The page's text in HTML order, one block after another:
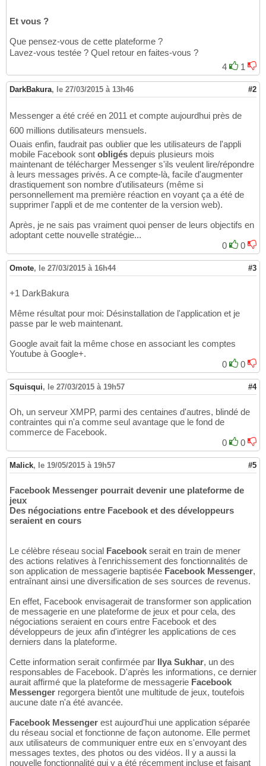
Et vous ?
Que pensez-vous de cette plateforme ?
Lavez-vous testée ? Quel retour en faites-vous ?
4
1
DarkBakura, le 27/03/2015 à 13h46 #2
Messenger a été créé en 2011 et compte aujourdhui près de
600 millions dutilisateurs mensuels.
Ouais enfin, faudrait pas oublier que les utilisateurs de l'appli
mobile Facebook sont obligés depuis plusieurs mois
maintenant de télécharger Messenger s'ils veulent lire/répondre
à leurs messages privés. A ce compte-là, facile d'augmenter
drastiquement son nombre d'utilisateurs (même si
personnellement ma première réaction en voyant ça a été de
supprimer l'appli et de me contenter de la version web).
Après, je ne sais pas vraiment quoi penser de leurs objectifs en
adoptant cette nouvelle stratégie...
0
0
Omote, le 27/03/2015 à 16h44 #3
+1 DarkBakura
Même résultat pour moi: Désinstallation de l'application et je
passe par le web maintenant.
Google avait fait la même chose en associant les comptes
Youtube à Google+.
0
0
Squisqui, le 27/03/2015 à 19h57 #4
Oh, un serveur XMPP, parmi des centaines d'autres, blindé de
contraintes qui n'a comme seul avantage que le fond de
commerce de Facebook.
0
0
Malick, le 19/05/2015 à 19h57 #5
Facebook Messenger pourrait devenir une plateforme de
jeux
Des négociations entre Facebook et des développeurs
seraient en cours
Le célèbre réseau social Facebook serait en train de mener
des actions relatives à l'enrichissement des fonctionnalités de
son application de messagerie baptisée Facebook Messenger,
entraînant ainsi une diversification de ses sources de revenus.
En effet, Facebook envisagerait de transformer son application
de messagerie en une plateforme de jeux et pour cela, des
négociations seraient en cours entre Facebook et des
développeurs de jeux afin d'intégrer les applications de ces
derniers dans la plateforme.
Cette information serait confirmée par Ilya Sukhar, un des
responsables de Facebook. D'après les informations, ce dernier
aurait affirmé que la plateforme de messagerie Facebook
Messenger regorgera bientôt une multitude de jeux, toutefois
aucune date n'a été avancée.
Facebook Messenger est aujourd'hui une application séparée
du réseau social et fonctionne de façon autonome. Elle permet
aux utilisateurs de communiquer entre eux en s'envoyant des
messages textes, des photos ou des vidéos. Il y a aussi la
nouvelle fonctionnalité qui y a été récemment incluse et faisant